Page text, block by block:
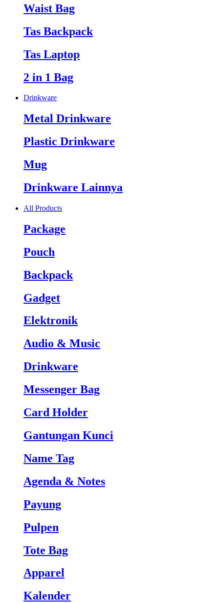
Waist Bag
Tas Backpack
Tas Laptop
2 in 1 Bag
Drinkware
Metal Drinkware
Plastic Drinkware
Mug
Drinkware Lainnya
All Products
Package
Pouch
Backpack
Gadget
Elektronik
Audio & Music
Drinkware
Messenger Bag
Card Holder
Gantungan Kunci
Name Tag
Agenda & Notes
Payung
Pulpen
Tote Bag
Apparel
Kalender